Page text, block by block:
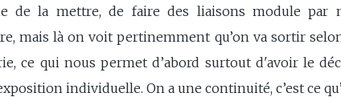
de la mettre, de faire des liaisons module par
mais là on voit pertinemment qu’on va sortir
ce qui nous permet d’abord surtout d'avoir le
individuelle. On a une continuité, c’est ce